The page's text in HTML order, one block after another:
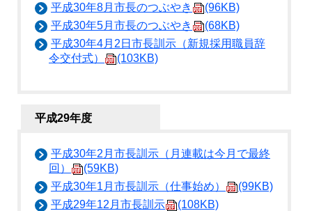
平成30年8月市長のつぶやき
(96KB)
平成30年5月市長のつぶやき
(68KB)
平成30年4月2日市長訓示（新規採用職員辞
令交付式）
(103KB)
平成29年度
平成30年2月市長訓示（月連載は今月で最終
回）
(59KB)
平成30年1月市長訓示（仕事始め）
(99KB)
平成29年12月市長訓示
(108KB)